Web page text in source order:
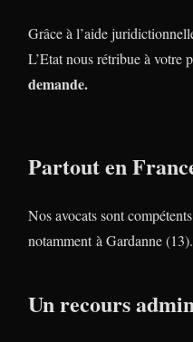
Grâce à l’aide
L’Etat nous rétribue à votre
demande.
Partout en
Nos avocats sont compétents
notamment à Gardanne (13).
Un recours